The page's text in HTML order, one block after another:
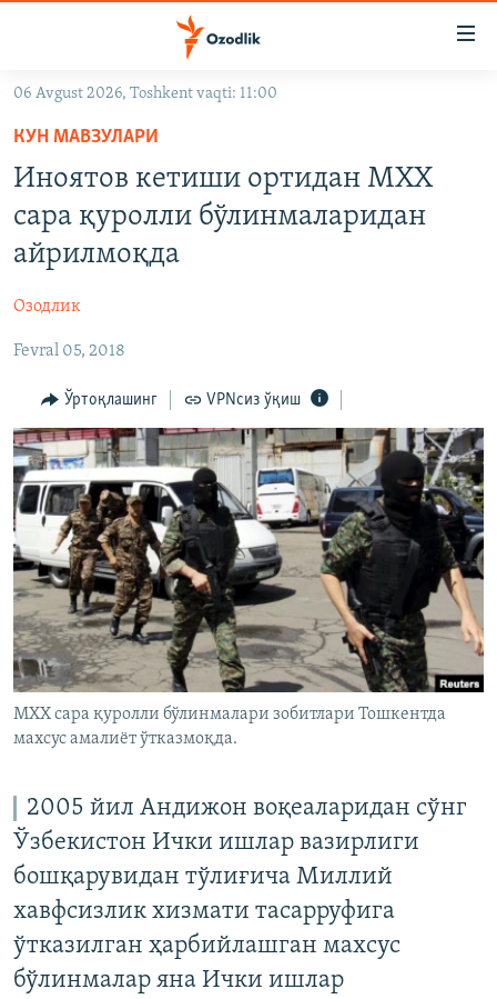
Асосий
навигацияга
ўтинг
Қидиришга
ўтинг
На русском
ИЖТИМОИЙ ТАРМОҚЛАР
Озодлик бошқа тилларда
06 Avgust 2026, Toshkent vaqti: 11:00
КУН МАВЗУЛАРИ
Иноятов кетиши ортидан МХХ
сара қуролли бўлинмаларидан
айрилмоқда
Озодлик
Fevral 05, 2018
Ўртоқлашинг VPNсиз ўқиш
МХХ сара қуролли бўлинмалари зобитлари Тошкентда
махсус амалиëт ўтказмоқда.
2005 йил Андижон воқеаларидан сўнг
Ўзбекистон Ички ишлар вазирлиги
бошқарувидан тўлиғича Миллий
хавфсизлик хизмати тасарруфига
ўтказилган ҳарбийлашган махсус
бўлинмалар яна Ички ишлар